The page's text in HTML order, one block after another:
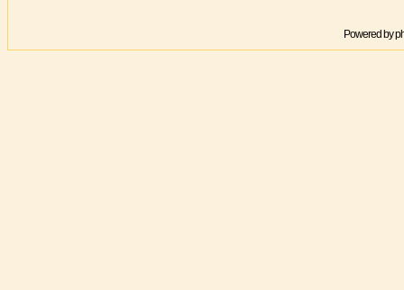
Powered by